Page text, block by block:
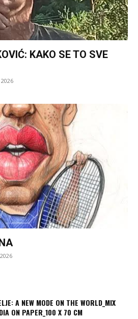
KAKO SE TO SVE
A NEW MODE ON THE WORLD_MIX
ON PAPER_100 X 70 CM